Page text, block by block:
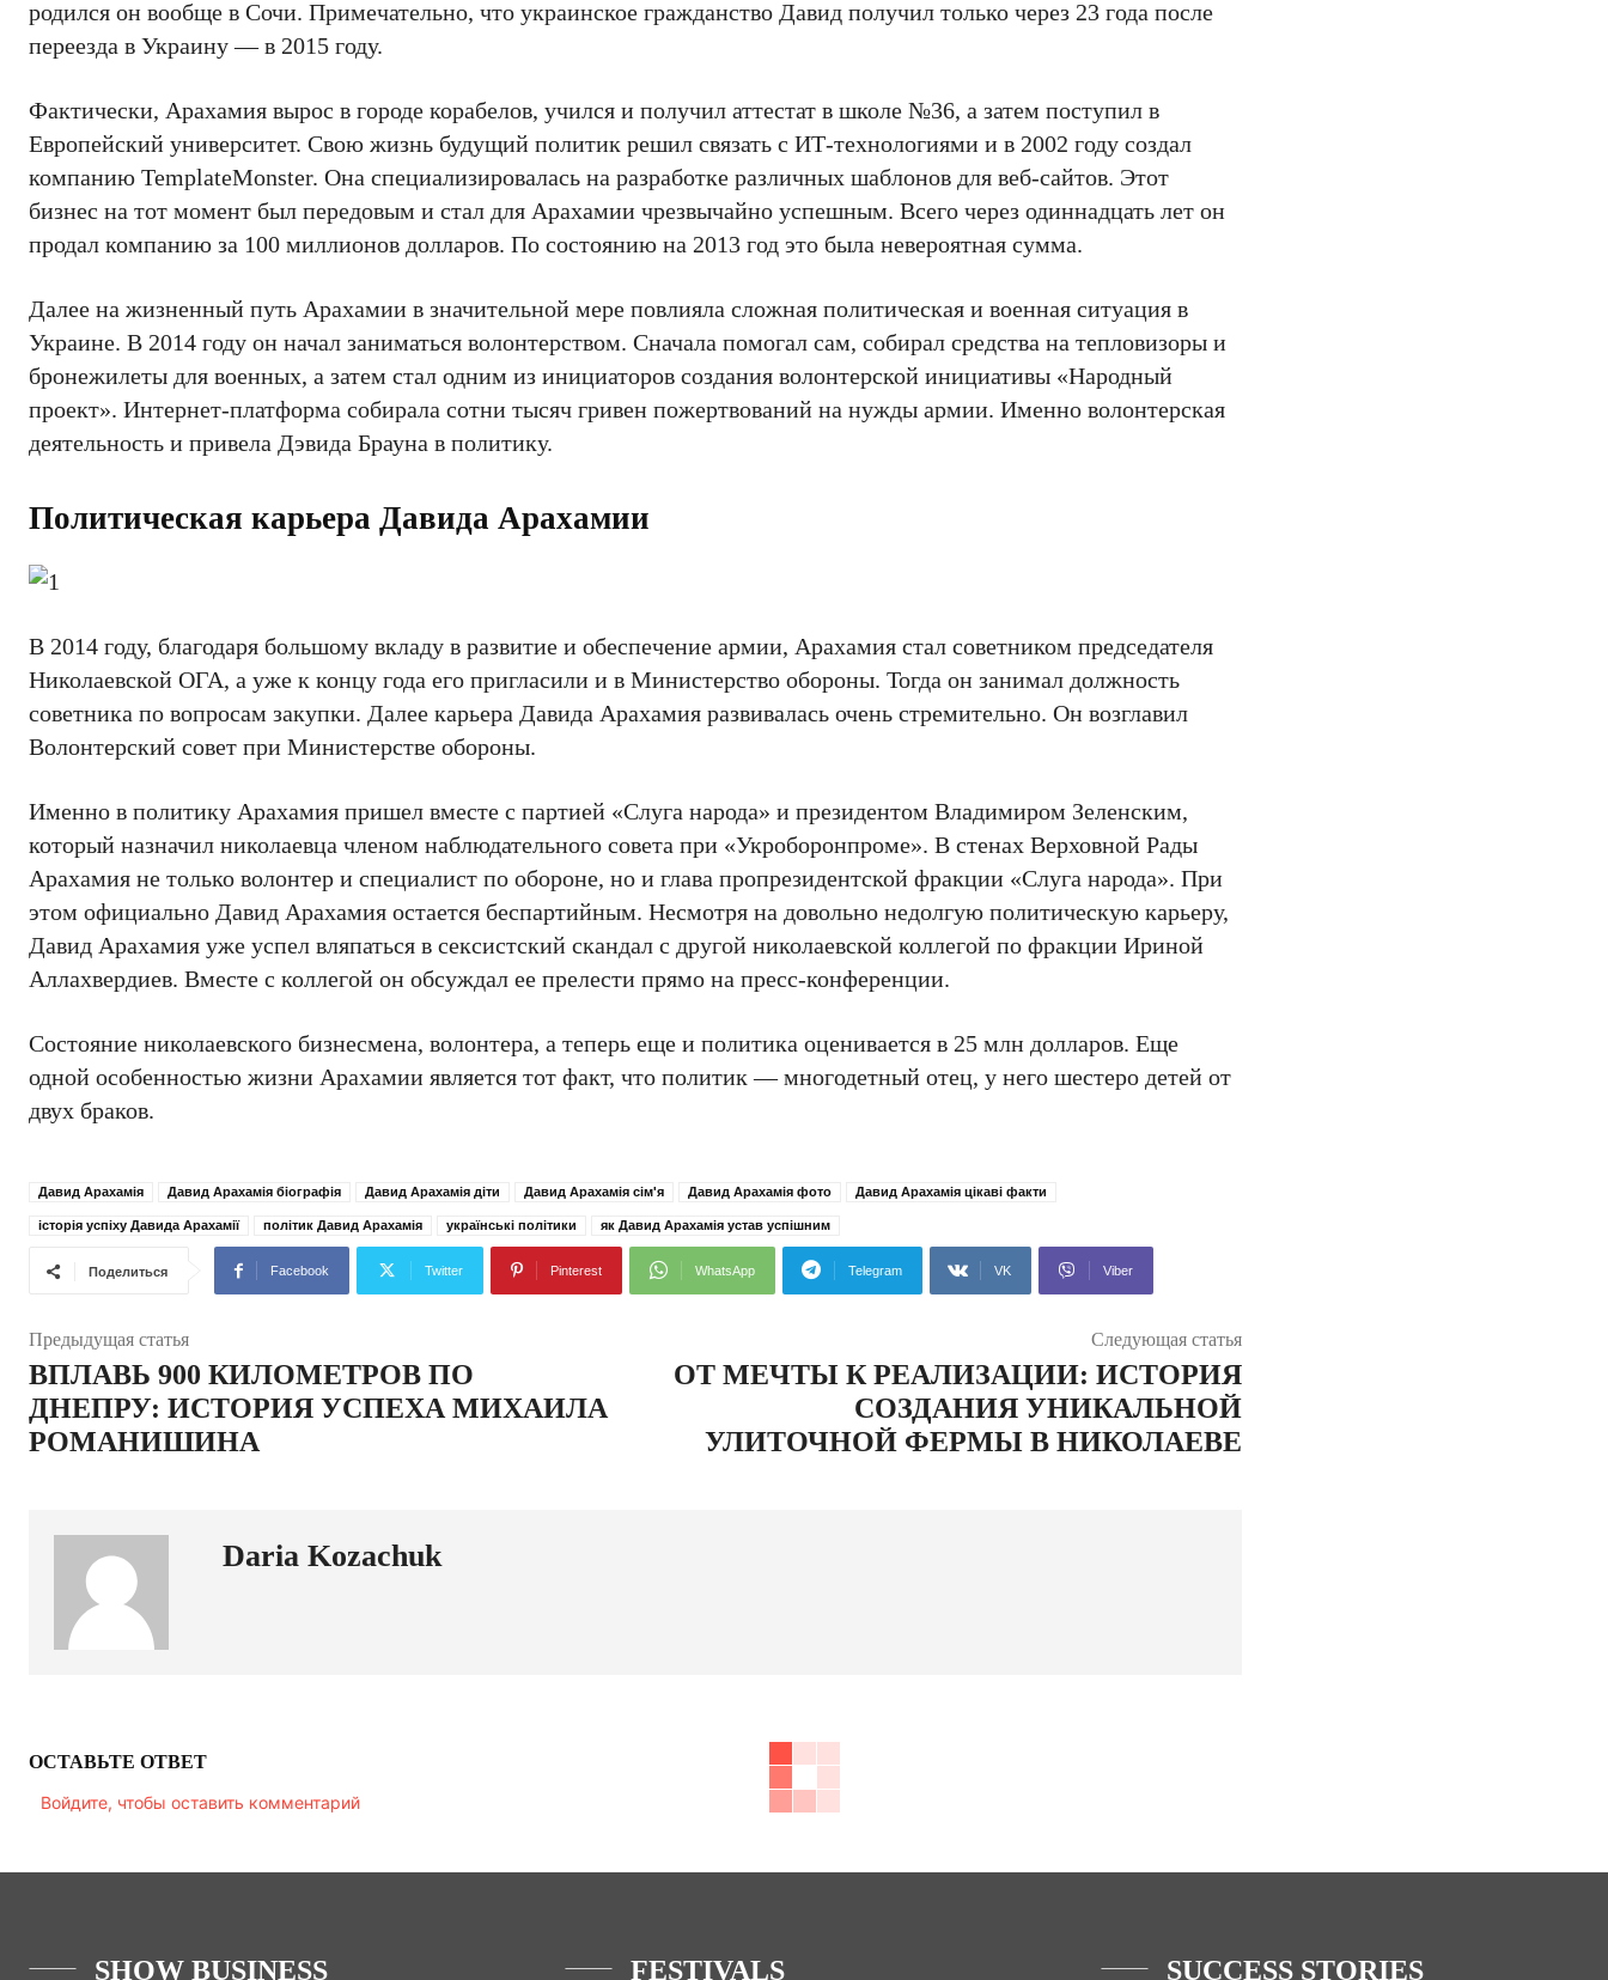
родился он вообще в Сочи. Примечательно, что украинское гражданство Давид получил только через 23 года после
переезда в Украину — в 2015 году.
Фактически, Арахамия вырос в городе корабелов, учился и получил аттестат в школе №36, а затем поступил в
Европейский университет. Свою жизнь будущий политик решил связать с ИТ-технологиями и в 2002 году создал
компанию TemplateMonster. Она специализировалась на разработке различных шаблонов для веб-сайтов. Этот
бизнес на тот момент был передовым и стал для Арахамии чрезвычайно успешным. Всего через одиннадцать лет он
продал компанию за 100 миллионов долларов. По состоянию на 2013 год это была невероятная сумма.
Далее на жизненный путь Арахамии в значительной мере повлияла сложная политическая и военная ситуация в
Украине. В 2014 году он начал заниматься волонтерством. Сначала помогал сам, собирал средства на тепловизоры и
бронежилеты для военных, а затем стал одним из инициаторов создания волонтерской инициативы «Народный
проект». Интернет-платформа собирала сотни тысяч гривен пожертвований на нужды армии. Именно волонтерская
деятельность и привела Дэвида Брауна в политику.
Политическая карьера Давида Арахамии
В 2014 году, благодаря большому вкладу в развитие и обеспечение армии, Арахамия стал советником председателя
Николаевской ОГА, а уже к концу года его пригласили и в Министерство обороны. Тогда он занимал должность
советника по вопросам закупки. Далее карьера Давида Арахамия развивалась очень стремительно. Он возглавил
Волонтерский совет при Министерстве обороны.
Именно в политику Арахамия пришел вместе с партией «Слуга народа» и президентом Владимиром Зеленским,
который назначил николаевца членом наблюдательного совета при «Укроборонпроме». В стенах Верховной Рады
Арахамия не только волонтер и специалист по обороне, но и глава пропрезидентской фракции «Слуга народа». При
этом официально Давид Арахамия остается беспартийным. Несмотря на довольно недолгую политическую карьеру,
Давид Арахамия уже успел вляпаться в сексистский скандал с другой николаевской коллегой по фракции Ириной
Аллахвердиев. Вместе с коллегой он обсуждал ее прелести прямо на пресс-конференции.
Состояние николаевского бизнесмена, волонтера, а теперь еще и политика оценивается в 25 млн долларов. Еще
одной особенностью жизни Арахамии является тот факт, что политик — многодетный отец, у него шестеро детей от
двух браков.
Давид Арахамія Давид Арахамія біографія Давид Арахамія діти Давид Арахамія сім'я Давид Арахамія фото Давид Арахамія цікаві факти
історія успіху Давида Арахамії політик Давид Арахамія українські політики як Давид Арахамія устав успішним
Поделиться Facebook Twitter Pinterest WhatsApp Telegram VK Viber
Предыдущая статья
ВПЛАВЬ 900 КИЛОМЕТРОВ ПО
ДНЕПРУ: ИСТОРИЯ УСПЕХА МИХАИЛА
РОМАНИШИНА
Следующая статья
ОТ МЕЧТЫ К РЕАЛИЗАЦИИ: ИСТОРИЯ
СОЗДАНИЯ УНИКАЛЬНОЙ
УЛИТОЧНОЙ ФЕРМЫ В НИКОЛАЕВЕ
Daria Kozachuk
ОСТАВЬТЕ ОТВЕТ
Войдите, чтобы оставить комментарий
SHOW BUSINESS FESTIVALS SUCCESS STORIES